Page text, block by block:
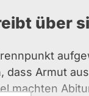
über
dass Armut
machten